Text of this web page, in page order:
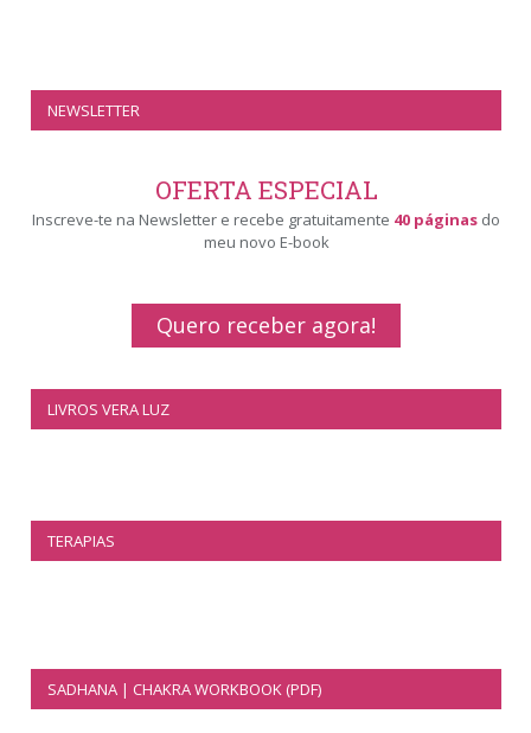
NEWSLETTER
OFERTA ESPECIAL
Inscreve-te na Newsletter e recebe gratuitamente 40 páginas do
meu novo E-book
Quero receber agora!
LIVROS VERA LUZ
TERAPIAS
SADHANA | CHAKRA WORKBOOK (PDF)